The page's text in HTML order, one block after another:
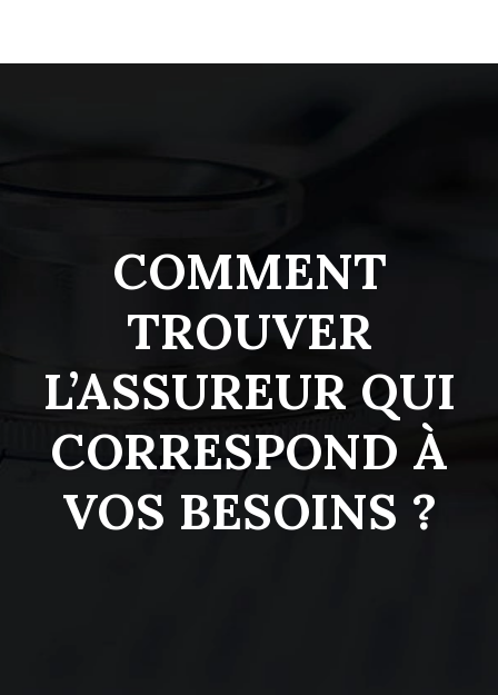
COMMENT
TROUVER
L’ASSUREUR QUI
CORRESPOND À
VOS BESOINS ?